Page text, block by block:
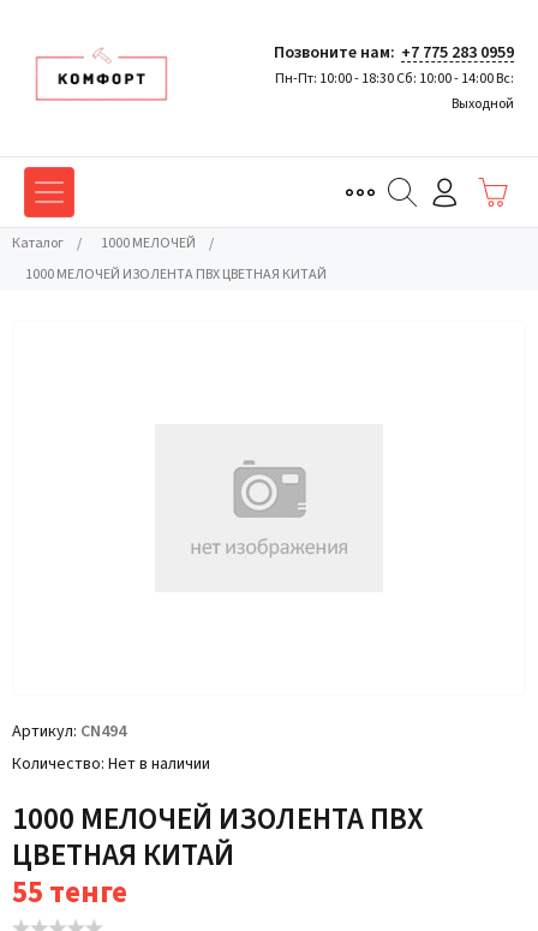
Позвоните нам: +7 775 283 0959
Пн-Пт: 10:00 - 18:30 Сб: 10:00 - 14:00 Вс:
Выходной
Каталог / 1000 МЕЛОЧЕЙ
/
1000 МЕЛОЧЕЙ ИЗОЛЕНТА ПВХ ЦВЕТНАЯ КИТАЙ
Артикул CN494
Количество Нет в наличии
1000 МЕЛОЧЕЙ ИЗОЛЕНТА ПВХ
ЦВЕТНАЯ КИТАЙ
55тенге